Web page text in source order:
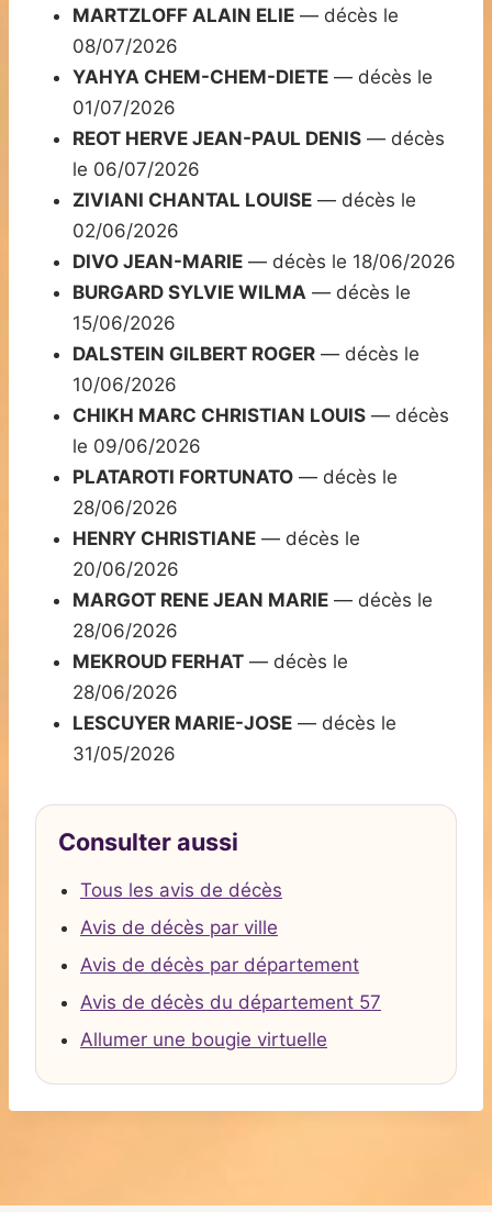
MARTZLOFF ALAIN ELIE — décès le
08/07/2026
YAHYA CHEM-CHEM-DIETE — décès le
01/07/2026
REOT HERVE JEAN-PAUL DENIS — décès
le 06/07/2026
ZIVIANI CHANTAL LOUISE — décès le
02/06/2026
DIVO JEAN-MARIE — décès le 18/06/2026
BURGARD SYLVIE WILMA — décès le
15/06/2026
DALSTEIN GILBERT ROGER — décès le
10/06/2026
CHIKH MARC CHRISTIAN LOUIS — décès
le 09/06/2026
PLATAROTI FORTUNATO — décès le
28/06/2026
HENRY CHRISTIANE — décès le
20/06/2026
MARGOT RENE JEAN MARIE — décès le
28/06/2026
MEKROUD FERHAT — décès le
28/06/2026
LESCUYER MARIE-JOSE — décès le
31/05/2026
Consulter aussi
Tous les avis de décès
Avis de décès par ville
Avis de décès par département
Avis de décès du département 57
Allumer une bougie virtuelle